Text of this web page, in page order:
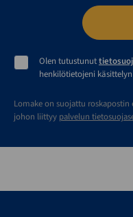
Olen tutustunut
henkilötietojeni
Lomake on suojattu roskapostin
johon liittyy palvelun